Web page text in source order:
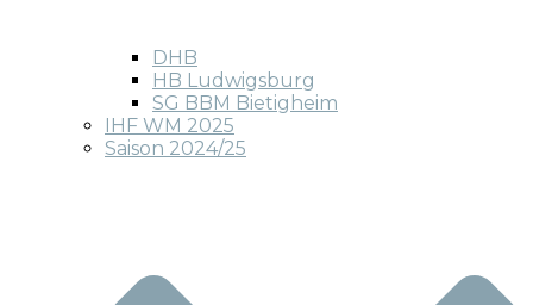
DHB
HB Ludwigsburg
SG BBM Bietigheim
IHF WM 2025
Saison 2024/25